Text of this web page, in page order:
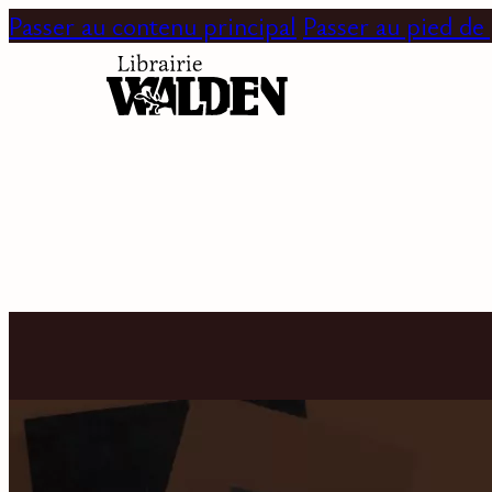
Passer au contenu principal Passer au pied de